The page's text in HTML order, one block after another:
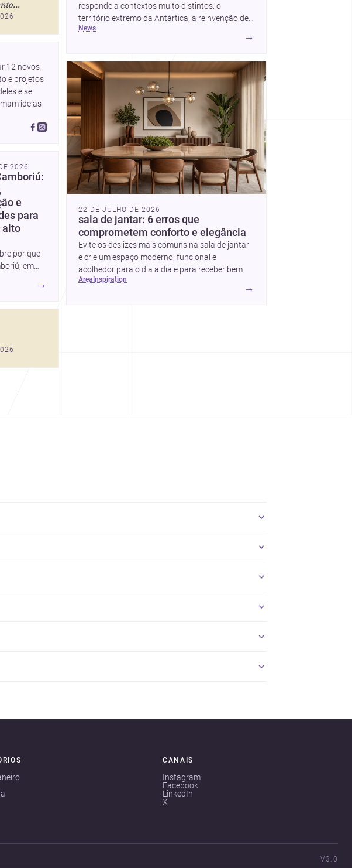
12 novos
e projetos
e se
ideias
2026
e
para
alto
por que
em
virou
→
responde a contextos muito distintos: o
território extremo da Antártica, a reinvenção de
um apartamento em Uehara e a criação de uma
materialidade e sensibilidade espacial
continuam a redefinir o projeto arquitetônico.
news
→
22 DE JULHO DE 2026
sala de jantar: 6 erros que
comprometem conforto e elegância
Evite os deslizes mais comuns na sala de jantar
e crie um espaço moderno, funcional e
acolhedor para o dia a dia e para receber bem.
area inspiration
→
CANAIS
Instagram
Facebook
LinkedIn
X
V3.0